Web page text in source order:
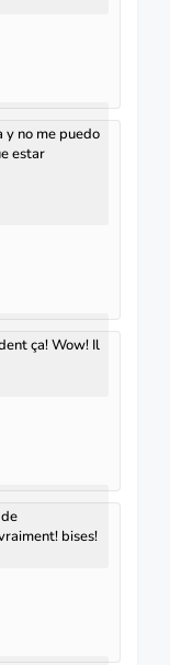
no me puedo
estar
ça! Wow! Il
bises!